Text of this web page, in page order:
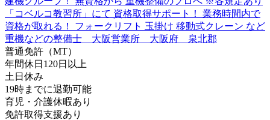
普通免許（MT）
年間休日120日以上
土日休み
19時までに退勤可能
育児・介護休暇あり
免許取得支援あり